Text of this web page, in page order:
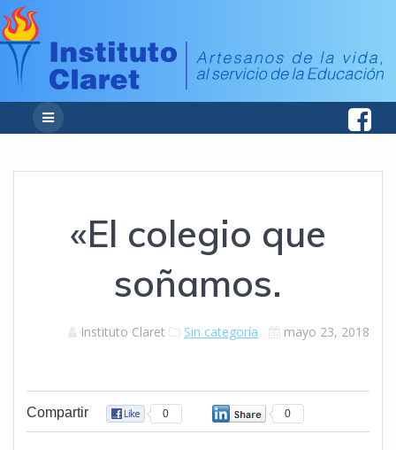
«El colegio que
soñamos.
Instituto Claret Sin categoría mayo 23, 2018
Compartir 0 0